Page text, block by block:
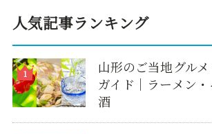
人気記事ランキング
山形のご当地グル
ガイド｜ラーメン
酒